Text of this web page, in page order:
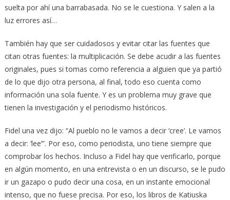
suelta por ahí una barrabasada. No se le cuestiona. Y salen a la
luz errores así…
También hay que ser cuidadosos y evitar citar las fuentes que
citan otras fuentes: la multiplicación. Se debe acudir a las fuentes
originales, pues si tomas como referencia a alguien que ya partió
de lo que dijo otra persona, al final, todo eso cuenta como
información una sola fuente. Y es un problema muy grave que
tienen la investigación y el periodismo históricos.
Fidel una vez dijo: “Al pueblo no le vamos a decir ‘cree’. Le vamos
a decir: ‘lee’”. Por eso, como periodista, uno tiene siempre que
comprobar los hechos. Incluso a Fidel hay que verificarlo, porque
en algún momento, en una entrevista o en un discurso, se le pudo
ir un gazapo o pudo decir una cosa, en un instante emocional
intenso, que no fuese precisa. Por eso, los libros de Katiuska